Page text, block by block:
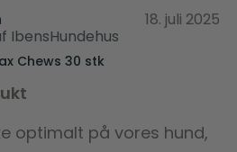
18. juli 2025
Chews 30 stk
optimalt på vores hund,